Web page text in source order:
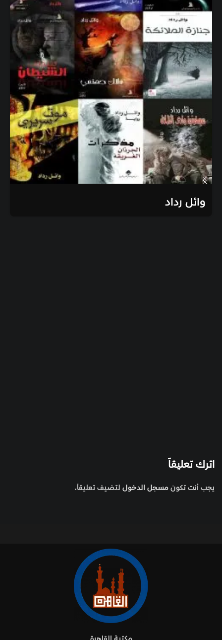
وائل رداد
اترك تعليقاً
يجب أنت تكون مسجل الدخول لتضيف تعليقاً.